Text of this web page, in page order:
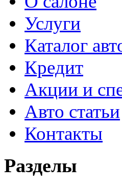
Услуги
Каталог
Кредит
Акции и
Авто статьи
Контакты
Разделы